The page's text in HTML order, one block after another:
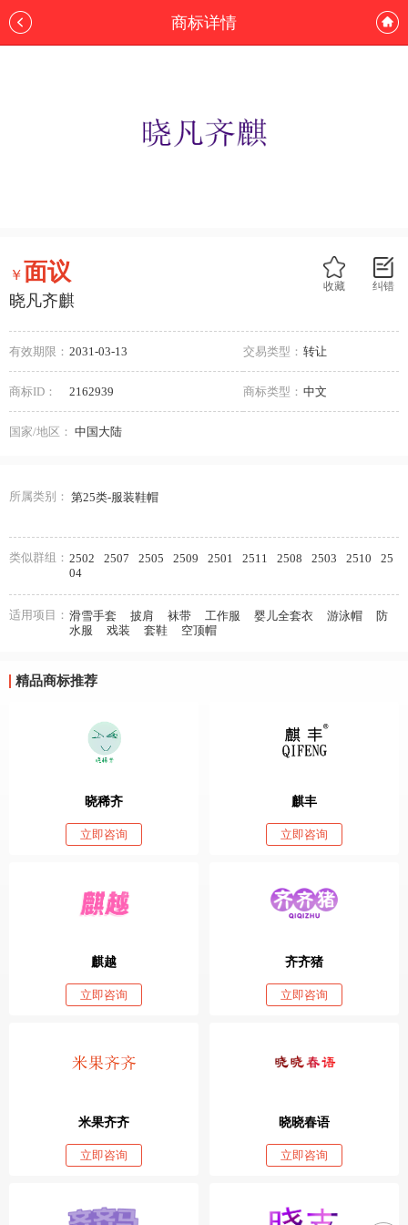
商标详情
纠错
收藏
￥面议
晓凡齐麒
有效期限： 2031-03-13 交易类型： 转让
商标ID： 2162939 商标类型： 中文
国家/地区： 中国大陆
所属类别： 第25类-服装鞋帽
类似群组： 2502 2507 2505 2509 2501 2511 2508 2503 2510
25
04
适用项目： 滑雪手套 披肩 袜带 工作服 婴儿全套衣 游泳帽
防
水服
戏装 套鞋 空顶帽
精品商标推荐
晓稀齐
立即咨询
麒丰
立即咨询
麒越
立即咨询
齐齐猪
立即咨询
米果齐齐
立即咨询
晓晓春语
立即咨询